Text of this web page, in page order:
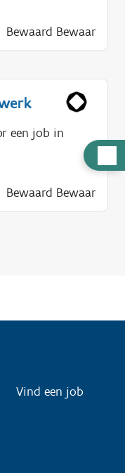
u
l
p
?
Bewaard Bewaar
een job in
Bewaard Bewaar
Vind een job